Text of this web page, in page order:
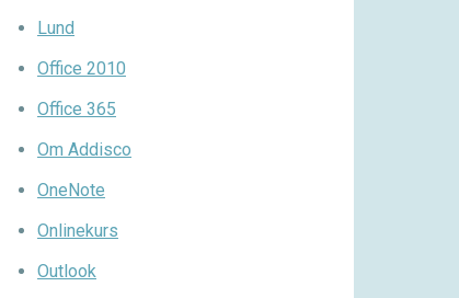
Lund
Office 2010
Office 365
Om Addisco
OneNote
Onlinekurs
Outlook